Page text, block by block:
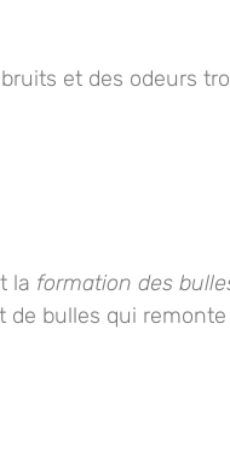
et des odeurs
la formation des
bulles qui